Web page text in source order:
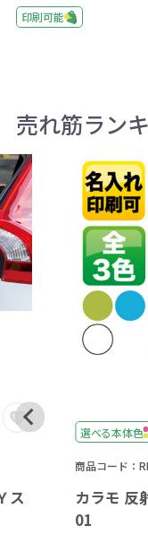
印刷可能
売れ筋ラン
ス
選べる本体色
商品コード：
カラモ
01